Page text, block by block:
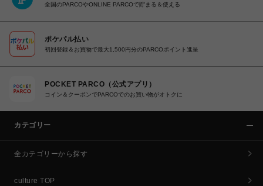
全国のPARCOやONLINE PARCOで貯まる＆使える
ポケパル払い
初回登録＆お買物で最大1,500円分のPARCOポイント進呈
POCKET PARCO（公式アプリ）
コイン＆クーポンでPARCOでのお買い物がオトクに
カテゴリー
全カテゴリーから探す
culture TOP